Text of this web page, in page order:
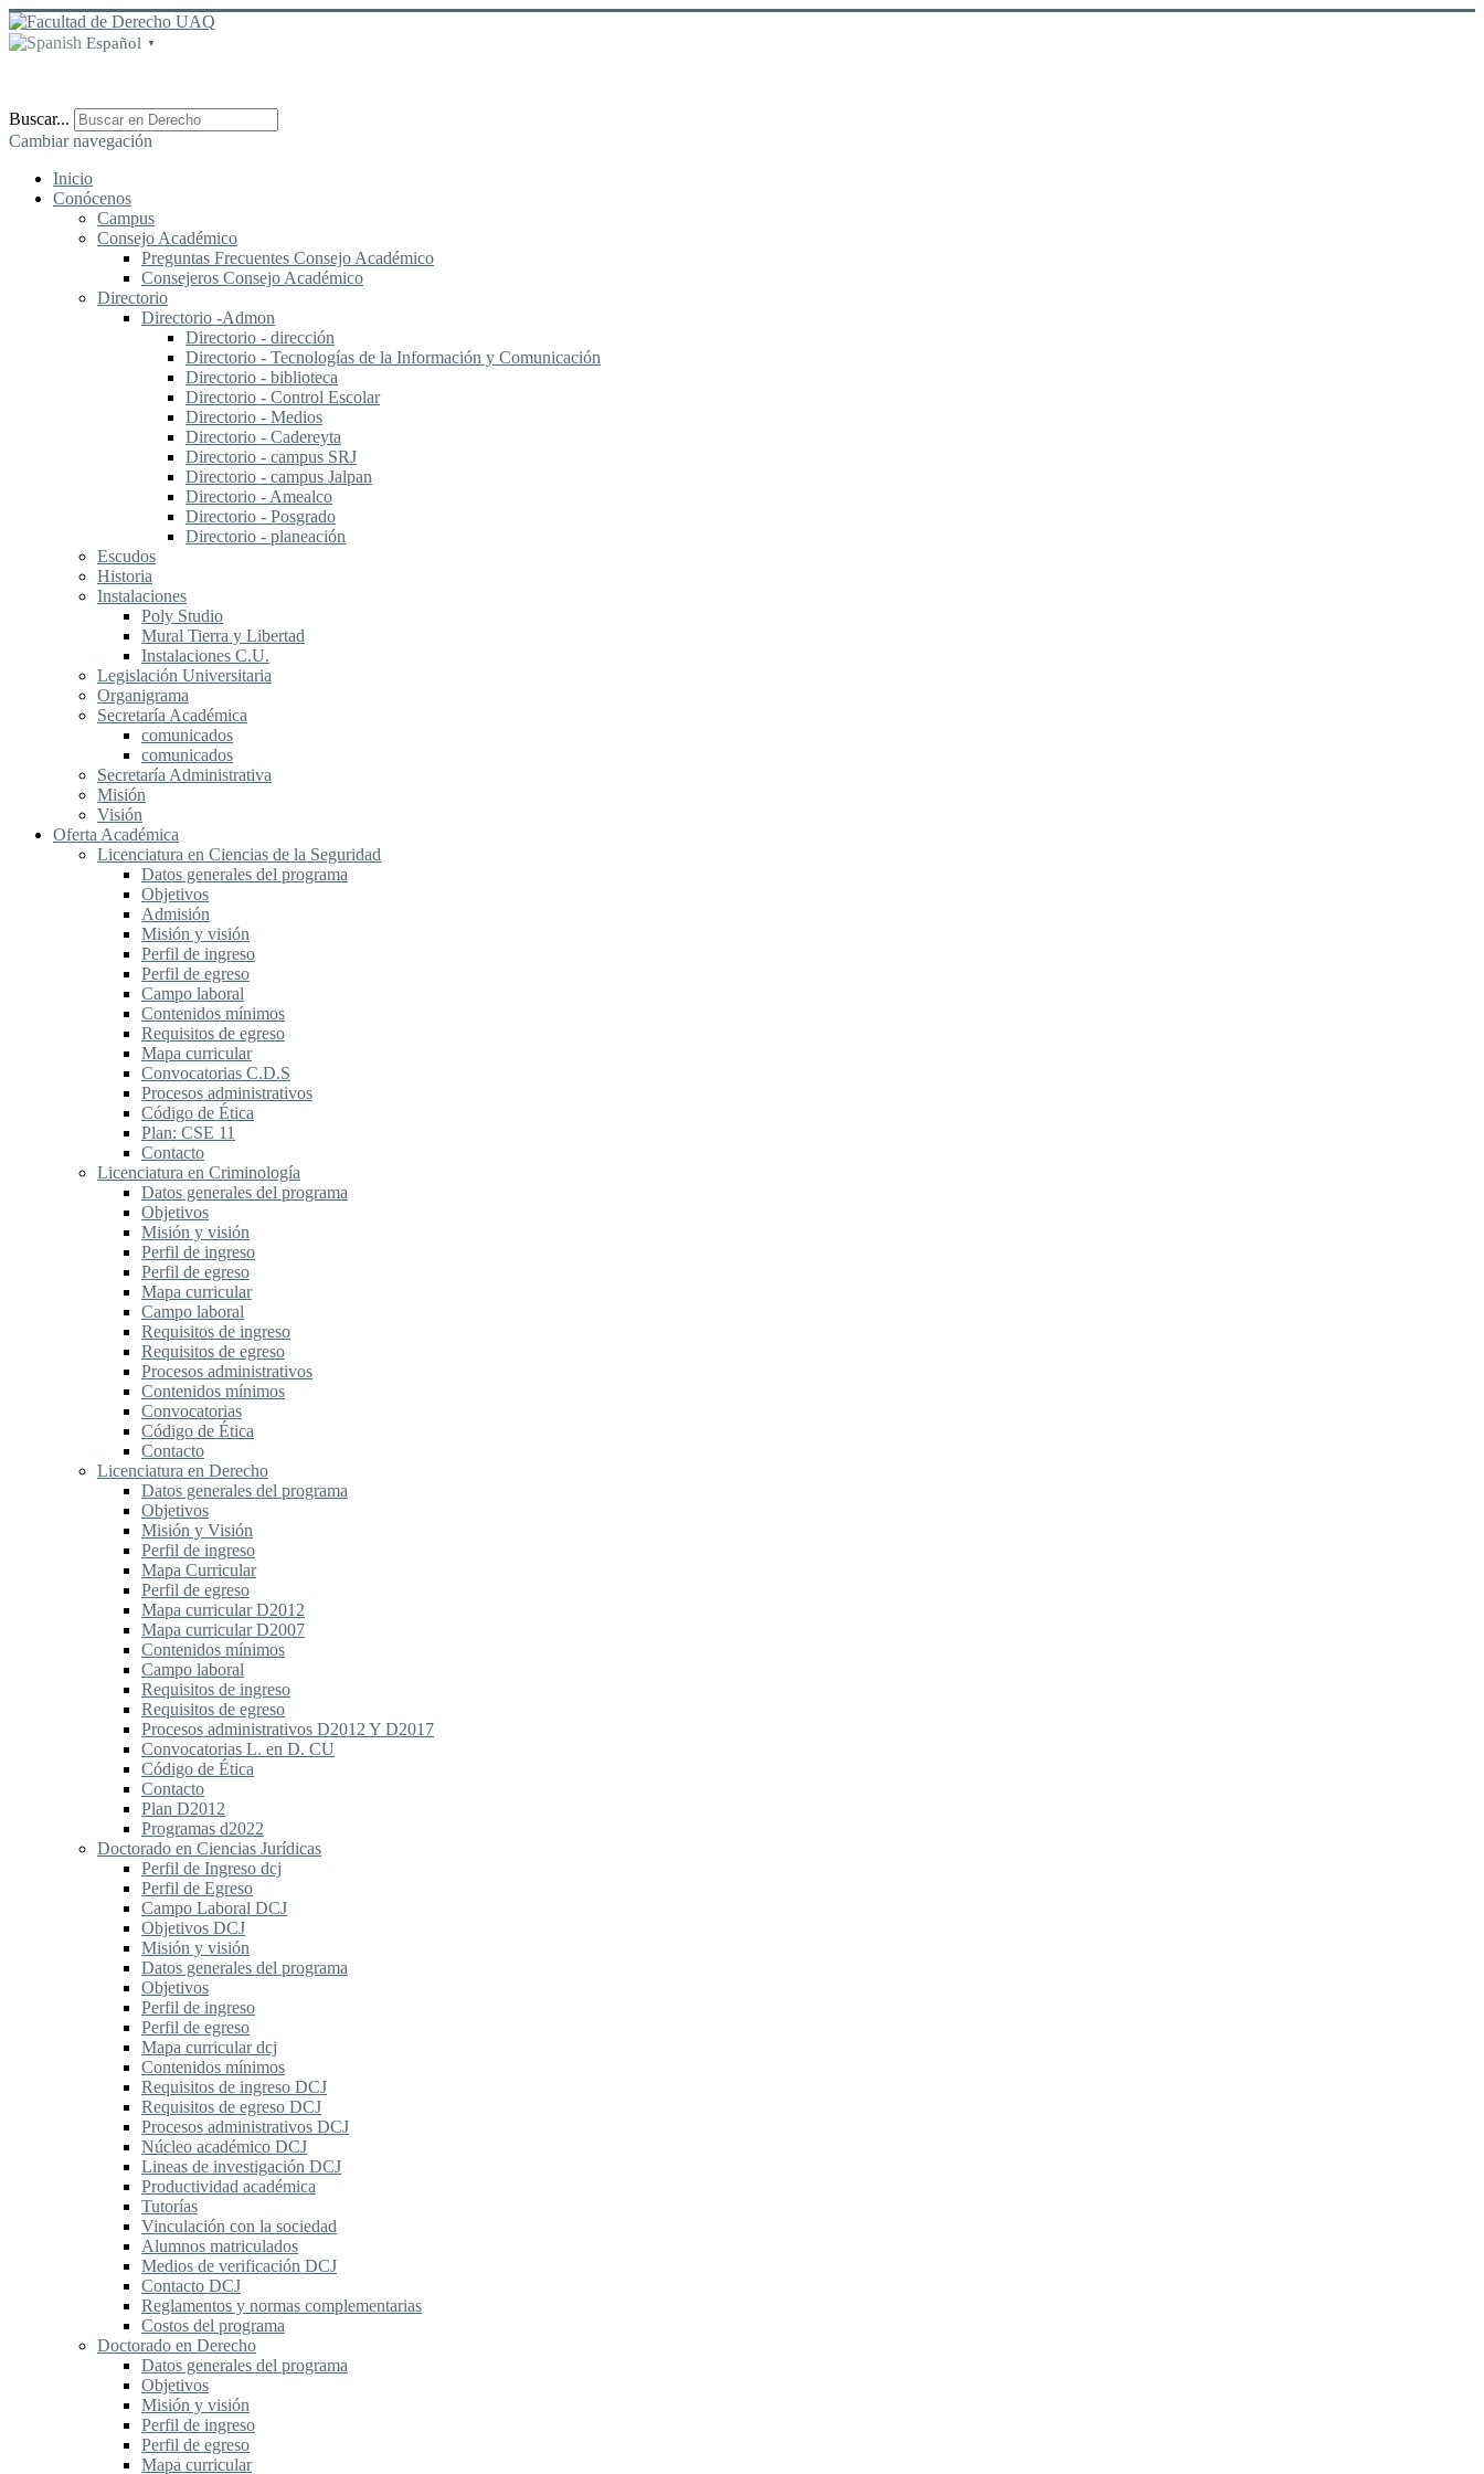
Español ▼
Buscar...
Cambiar navegación
Inicio
Conócenos
Campus
Consejo Académico
Preguntas Frecuentes Consejo Académico
Consejeros Consejo Académico
Directorio
Directorio -Admon
Directorio - dirección
Directorio - Tecnologías de la Información y Comunicación
Directorio - biblioteca
Directorio - Control Escolar
Directorio - Medios
Directorio - Cadereyta
Directorio - campus SRJ
Directorio - campus Jalpan
Directorio - Amealco
Directorio - Posgrado
Directorio - planeación
Escudos
Historia
Instalaciones
Poly Studio
Mural Tierra y Libertad
Instalaciones C.U.
Legislación Universitaria
Organigrama
Secretaría Académica
comunicados
comunicados
Secretaría Administrativa
Misión
Visión
Oferta Académica
Licenciatura en Ciencias de la Seguridad
Datos generales del programa
Objetivos
Admisión
Misión y visión
Perfil de ingreso
Perfil de egreso
Campo laboral
Contenidos mínimos
Requisitos de egreso
Mapa curricular
Convocatorias C.D.S
Procesos administrativos
Código de Ética
Plan: CSE 11
Contacto
Licenciatura en Criminología
Datos generales del programa
Objetivos
Misión y visión
Perfil de ingreso
Perfil de egreso
Mapa curricular
Campo laboral
Requisitos de ingreso
Requisitos de egreso
Procesos administrativos
Contenidos mínimos
Convocatorias
Código de Ética
Contacto
Licenciatura en Derecho
Datos generales del programa
Objetivos
Misión y Visión
Perfil de ingreso
Mapa Curricular
Perfil de egreso
Mapa curricular D2012
Mapa curricular D2007
Contenidos mínimos
Campo laboral
Requisitos de ingreso
Requisitos de egreso
Procesos administrativos D2012 Y D2017
Convocatorias L. en D. CU
Código de Ética
Contacto
Plan D2012
Programas d2022
Doctorado en Ciencias Jurídicas
Perfil de Ingreso dcj
Perfil de Egreso
Campo Laboral DCJ
Objetivos DCJ
Misión y visión
Datos generales del programa
Objetivos
Perfil de ingreso
Perfil de egreso
Mapa curricular dcj
Contenidos mínimos
Requisitos de ingreso DCJ
Requisitos de egreso DCJ
Procesos administrativos DCJ
Núcleo académico DCJ
Lineas de investigación DCJ
Productividad académica
Tutorías
Vinculación con la sociedad
Alumnos matriculados
Medios de verificación DCJ
Contacto DCJ
Reglamentos y normas complementarias
Costos del programa
Doctorado en Derecho
Datos generales del programa
Objetivos
Misión y visión
Perfil de ingreso
Perfil de egreso
Mapa curricular